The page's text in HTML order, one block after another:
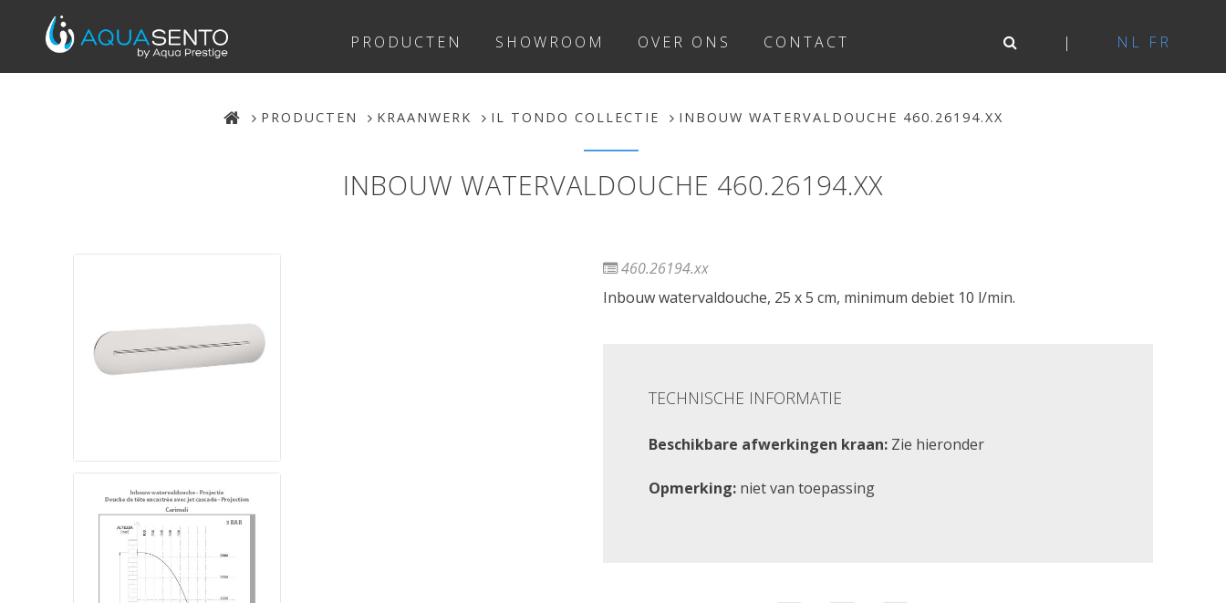
PRODUCTEN SHOWROOM OVER ONS CONTACT NL FR
PRODUCTEN KRAANWERK IL TONDO COLLECTIE INBOUW WATERVALDOUCHE 460.26194.XX
INBOUW WATERVALDOUCHE 460.26194.XX
460.26194.xx
Inbouw watervaldouche, 25 x 5 cm, minimum debiet 10 l/min.
TECHNISCHE INFORMATIE
Beschikbare afwerkingen kraan:Zie hieronder
Opmerking:niet van toepassing